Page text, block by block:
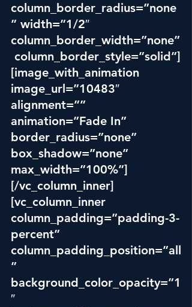
column_border_radius=”none
” width=”1/2″
column_border_width=”none”
column_border_style=”solid”]
[image_with_animation
image_url=”10483″
alignment=””
animation=”Fade In”
border_radius=”none”
box_shadow=”none”
max_width=”100%”]
[/vc_column_inner]
[vc_column_inner
column_padding=”padding-3-
percent”
column_padding_position=”all
”
background_color_opacity=”1
″